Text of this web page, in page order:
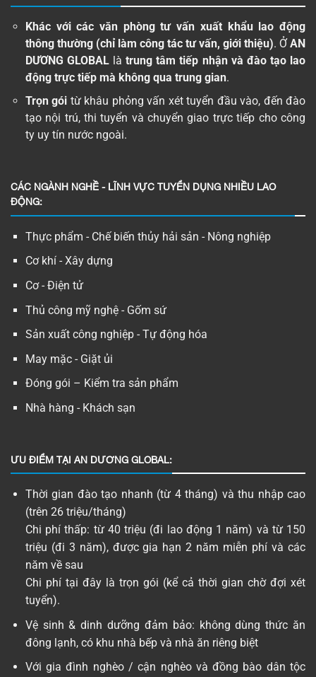
Khác với các văn phòng tư vấn xuất khẩu lao động
thông thường (chỉ làm công tác tư vấn, giới thiệu). ỞAN
DƯƠNG GLOBALlàtrung tâm tiếp nhận và đào tạo lao
động trực tiếp mà không qua trung gian.
Trọn gói từ khâu phỏng vấn xét tuyển đầu vào, đến đào
tạo nội trú, thi tuyển và chuyển giao trực tiếp cho công
ty uy tín nước ngoài.
CÁC NGÀNH NGHỀ - LĨNH VỰC TUYỂN DỤNG NHIỀU LAO
ĐỘNG:
Thực phẩm - Chế biến thủy hải sản - Nông nghiệp
Cơ khí - Xây dựng
Cơ - Điện tử
Thủ công mỹ nghệ - Gốm sứ
Sản xuất công nghiệp - Tự động hóa
May mặc - Giặt ủi
Đóng gói – Kiểm tra sản phẩm
Nhà hàng - Khách sạn
ƯU ĐIỂM TẠI AN DƯƠNG GLOBAL:
Thời gian đào tạo nhanh (từ 4 tháng) và thu nhập cao
(trên 26 triệu/tháng)
Chi phí thấp: từ 40 triệu (đi lao động 1 năm) và từ 150
triệu (đi 3 năm), được gia hạn 2 năm miễn phí và các
năm về sau
Chi phí tại đây là trọn gói (kể cả thời gian chờ đợi xét
tuyển).
Vệ sinh & dinh dưỡng đảm bảo: không dùng thức ăn
đông lạnh, có khu nhà bếp và nhà ăn riêng biệt
Với gia đình nghèo / cận nghèo và đồng bào dân tộc